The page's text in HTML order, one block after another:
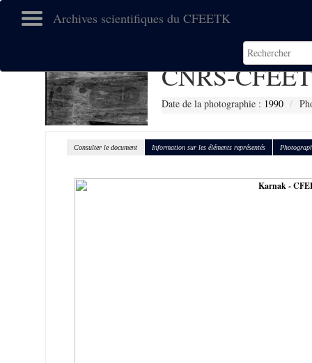
Archives scientifiques du CFEETK
CNRS-
Date de la photographie : 1990
Consulter le document Information sur les éléments représentés